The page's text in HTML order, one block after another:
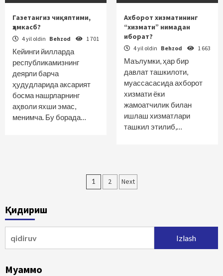
Газетангиз чиқяптими,
ҳамкасб?
4 yil oldin Behzod 1 701
Кейинги йилларда
республикамизнинг
деярли барча
ҳудудларида аксарият
босма нашрларнинг
аҳволи яхши эмас,
менимча. Бу борада…
Ахборот хизматининг
“хизмати” нимадан
иборат?
4 yil oldin Behzod 1 663
Маълумки, ҳар бир
давлат ташкилоти,
муассасасида ахборот
хизмати ёки
жамоатчилик билан
ишлаш хизматлари
ташкил этилиб,…
Maqolalar
1 2 Next
Қидириш
Муаммо